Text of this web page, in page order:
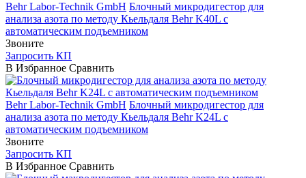
Behr Labor-Technik GmbH Блочный микродигестор для
анализа азота по методу Кьельдаля Behr K40L с
автоматическим подъемником
Звоните
Запросить КП
В Избранное Сравнить
Behr Labor-Technik GmbH Блочный микродигестор для
анализа азота по методу Кьельдаля Behr K24L с
автоматическим подъемником
Звоните
Запросить КП
В Избранное Сравнить